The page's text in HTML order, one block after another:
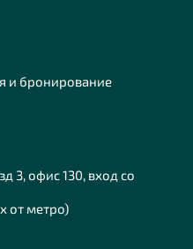
и бронирование
3, офис 130, вход со
от метро)